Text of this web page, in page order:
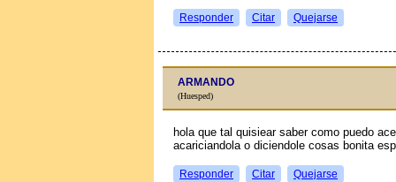
Responder Citar Quejarse
ARMANDO
(Huesped)
hola que tal quisiear saber como puedo
acariciandola o diciendole cosas bonita
Responder Citar Quejarse